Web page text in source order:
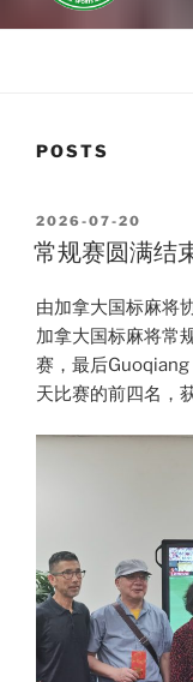
POSTS
POSTED
ON
2026-07-20
常规赛圆满结
由加拿大国标麻将
加拿大国标麻将常
赛，最后
天比赛的前四名，